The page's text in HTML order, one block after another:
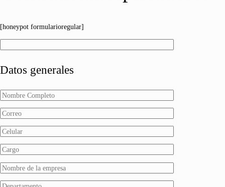
[honeypot formularioregular]
Datos generales